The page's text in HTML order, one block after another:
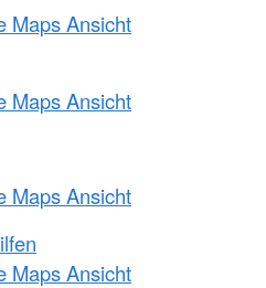
Maps Ansicht
Maps Ansicht
Maps Ansicht
Maps Ansicht